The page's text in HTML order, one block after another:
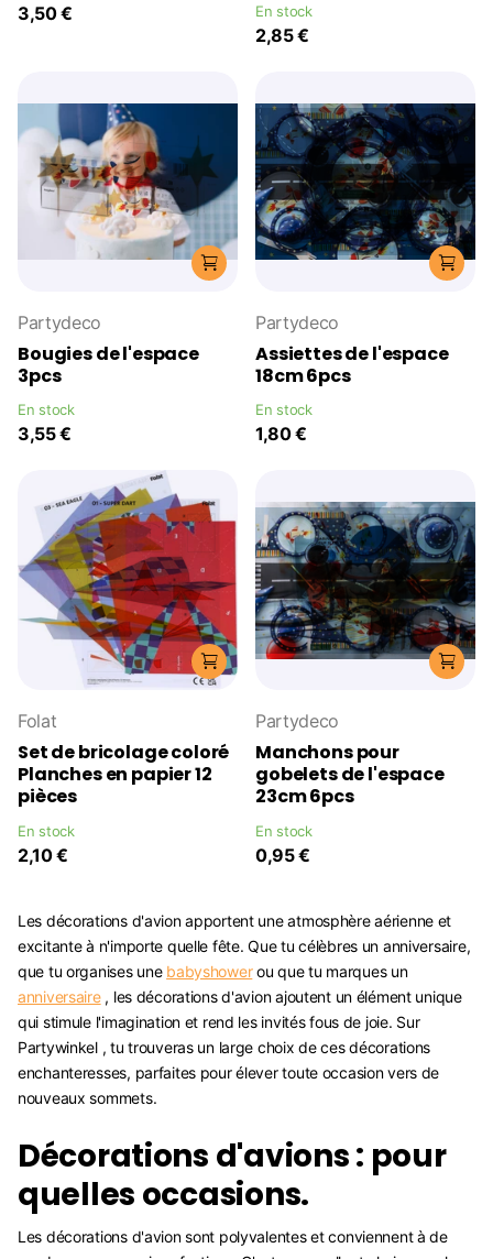
3,50 € En stock
2,85 €
Partydeco
Bougies de l'espace
3pcs
En stock
3,55 €
Partydeco
Assiettes de l'espace
18cm 6pcs
En stock
1,80 €
Folat
Set de bricolage coloré
Planches en papier 12
pièces
En stock
2,10 €
Partydeco
Manchons pour
gobelets de l'espace
23cm 6pcs
En stock
0,95 €
Les décorations d'avion apportent une atmosphère aérienne et
excitante à n'importe quelle fête. Que tu célèbres un anniversaire,
que tu organises une babyshowerou que tu marques un
anniversaire, les décorations d'avion ajoutent un élément unique
qui stimule l'imagination et rend les invités fous de joie. Sur
Partywinkel , tu trouveras un large choix de ces décorations
enchanteresses, parfaites pour élever toute occasion vers de
nouveaux sommets.
Décorations d'avions : pour
quelles occasions.
Les décorations d'avion sont polyvalentes et conviennent à de